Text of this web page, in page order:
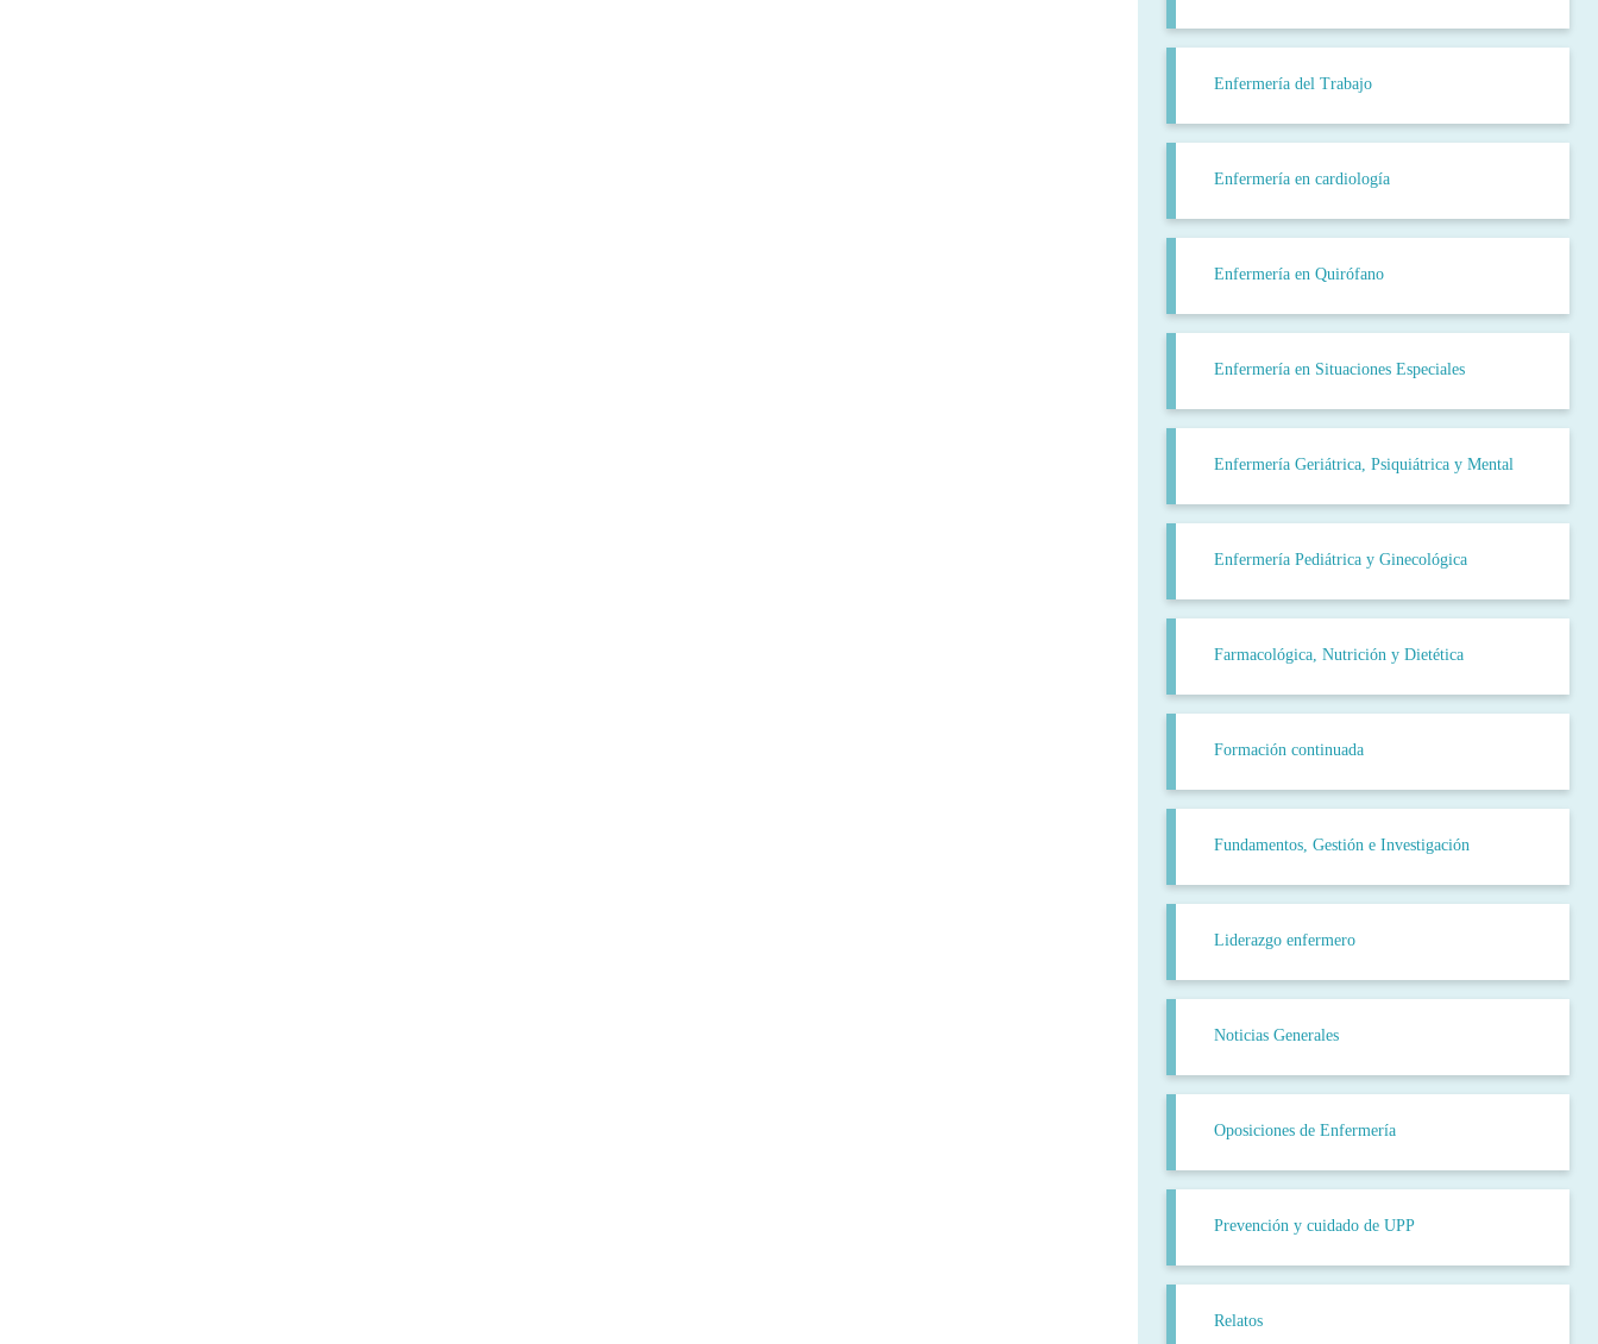
Enfermería del Trabajo
Enfermería en cardiología
Enfermería en Quirófano
Enfermería en Situaciones Especiales
Enfermería Geriátrica, Psiquiátrica y Mental
Enfermería Pediátrica y Ginecológica
Farmacológica, Nutrición y Dietética
Formación continuada
Fundamentos, Gestión e Investigación
Liderazgo enfermero
Noticias Generales
Oposiciones de Enfermería
Prevención y cuidado de UPP
Relatos